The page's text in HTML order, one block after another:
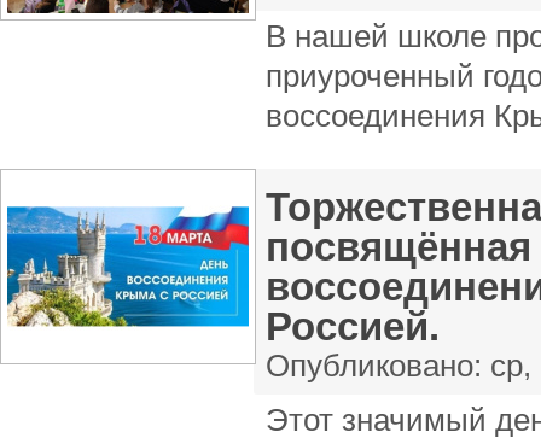
В нашей школе
приуроченный
воссоединения
Россией.
Опубликовано: ср,
️Этот значимый